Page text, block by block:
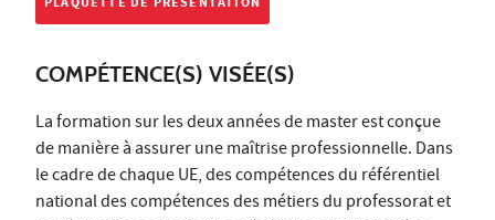
COMPÉTENCE(S) VISÉE(S)
La formation sur les deux années de master est conçue
de manière à assurer une maîtrise professionnelle. Dans
le cadre de chaque UE, des compétences du référentiel
national des compétences des métiers du professorat et